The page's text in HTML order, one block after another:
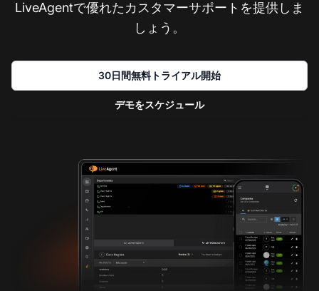
LiveAgentで優れたカスタマーサポートを提供しま
しょう。
30日間無料トライアル開始
デモをスケジュール